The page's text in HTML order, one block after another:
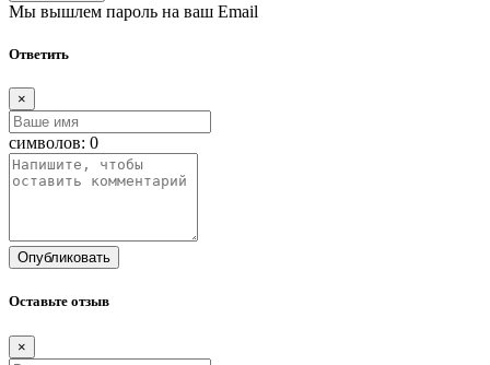
Мы вышлем пароль на ваш Email
Ответить
×
символов: 0
Опубликовать
Оставьте отзыв
×